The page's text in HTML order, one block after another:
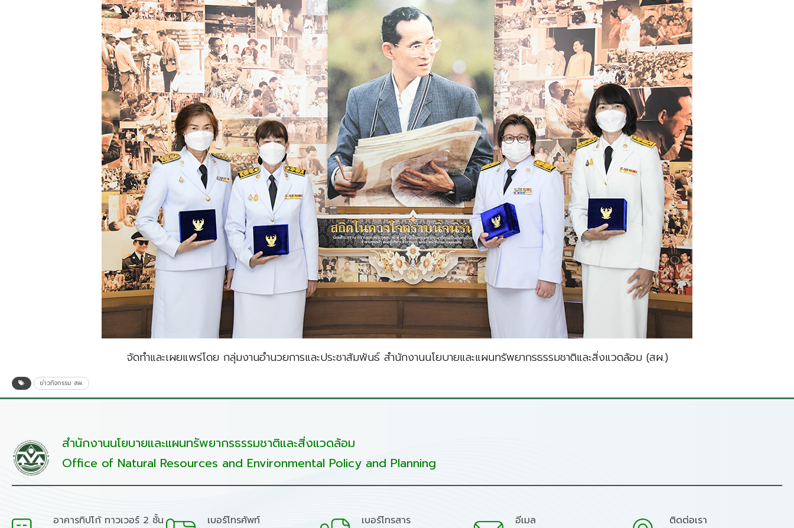
จัดทำและเผยแพร่โดย กลุ่มงานอำนวยการและประชาสัมพันธ์ สำนักงานนโยบายและแผนทรัพยากรธรรมชาติและสิ่งแวดล้อม (สผ.)
ข่าวกิจกรรม สผ.
สำนักงานนโยบายและแผนทรัพยากรธรรมชาติและสิ่งแวดล้อม
Office of Natural Resources and Environmental Policy and Planning
อาคารทิปโก้ ทาวเวอร์ 2 ชั้น เบอร์โทรศัพท์ เบอร์โทรสาร อีเมล ติดต่อเรา